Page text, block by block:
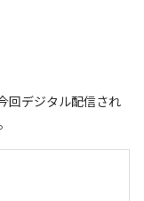
回デジタル配信され